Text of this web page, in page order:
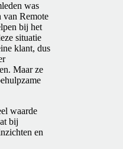
was
van Remote
bij het
situatie
klant, dus
Maar ze
waarde
bij
en